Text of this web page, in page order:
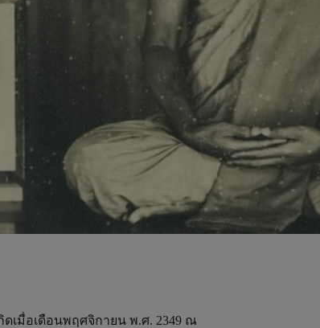
เมื่อเดือนพฤศจิกายน พ.ศ. 2349 ณ